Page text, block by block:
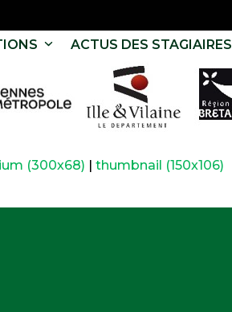
ACTUS DES STAGIAIRES
(300x68) thumbnail (150x106)